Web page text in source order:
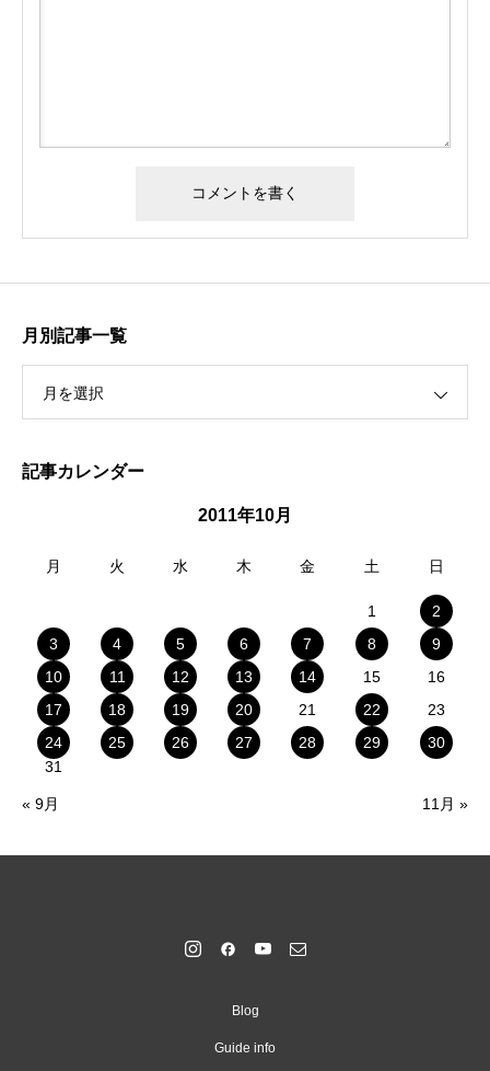
月別記事一覧
月を選択
記事カレンダー
2011年10月
月 火 水 木 金 土 日
1
2
3
4 5 6 7 8
9
10
11 12 13 14 15
16
17
18 19 20 21 22
23
24
25 26 27 28 29
30
31
« 9月 11月 »
Blog
Guide info